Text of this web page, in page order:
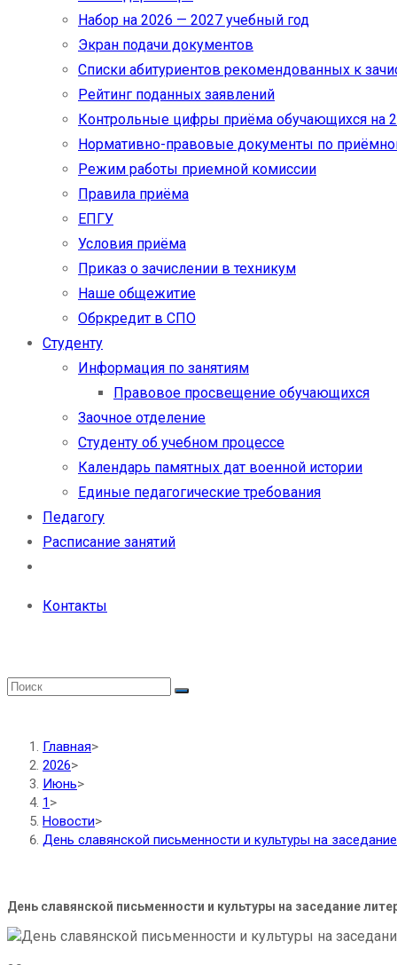
Набор на 2026 — 2027 учебный год
Экран подачи документов
Cписки абитуриентов рекомендованных к
Рейтинг поданных заявлений
Контрольные цифры приёма обучающихся на
Нормативно-правовые документы по
Режим работы приемной комиссии
Правила приёма
ЕПГУ
Условия приёма
Приказ о зачислении в техникум
Наше общежитие
Обркредит в СПО
Студенту
Информация по занятиям
Правовое просвещение обучающихся
Заочное отделение
Студенту об учебном процессе
Календарь памятных дат военной истории
Единые педагогические требования
Педагогу
Расписание занятий
Контакты
Главная>
2026>
Июнь>
1>
Новости>
День славянской письменности и культуры на
День славянской письменности и культуры на заседание